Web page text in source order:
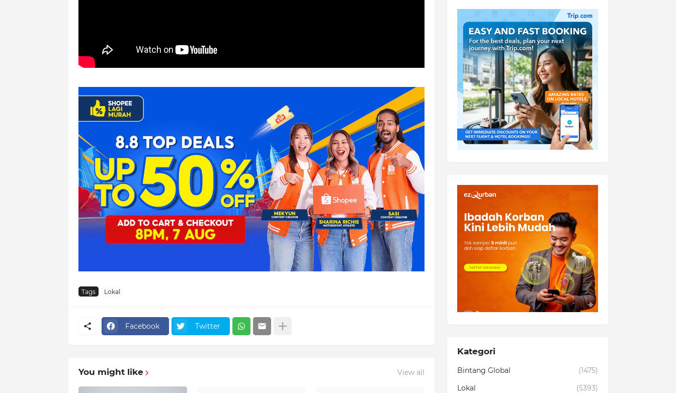
Tags Lokal
Facebook Twitter
You might like View all
Kategori
Bintang Global
(1475)
Lokal
(5393)